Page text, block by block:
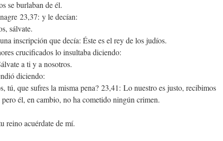
se burlaban de él.
23,37: y le decían:
sálvate.
inscripción que decía: Éste es el rey de los judíos.
crucificados lo insultaba diciendo:
a ti y a nosotros.
diciendo:
tú, que sufres la misma pena? 23,41: Lo nuestro es justo, recibimos
él, en cambio, no ha cometido ningún crimen.
reino acuérdate de mí.